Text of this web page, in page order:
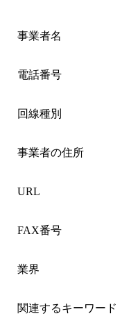
事業者名
電話番号
回線種別
事業者の住所
URL
FAX番号
業界
関連するキーワード